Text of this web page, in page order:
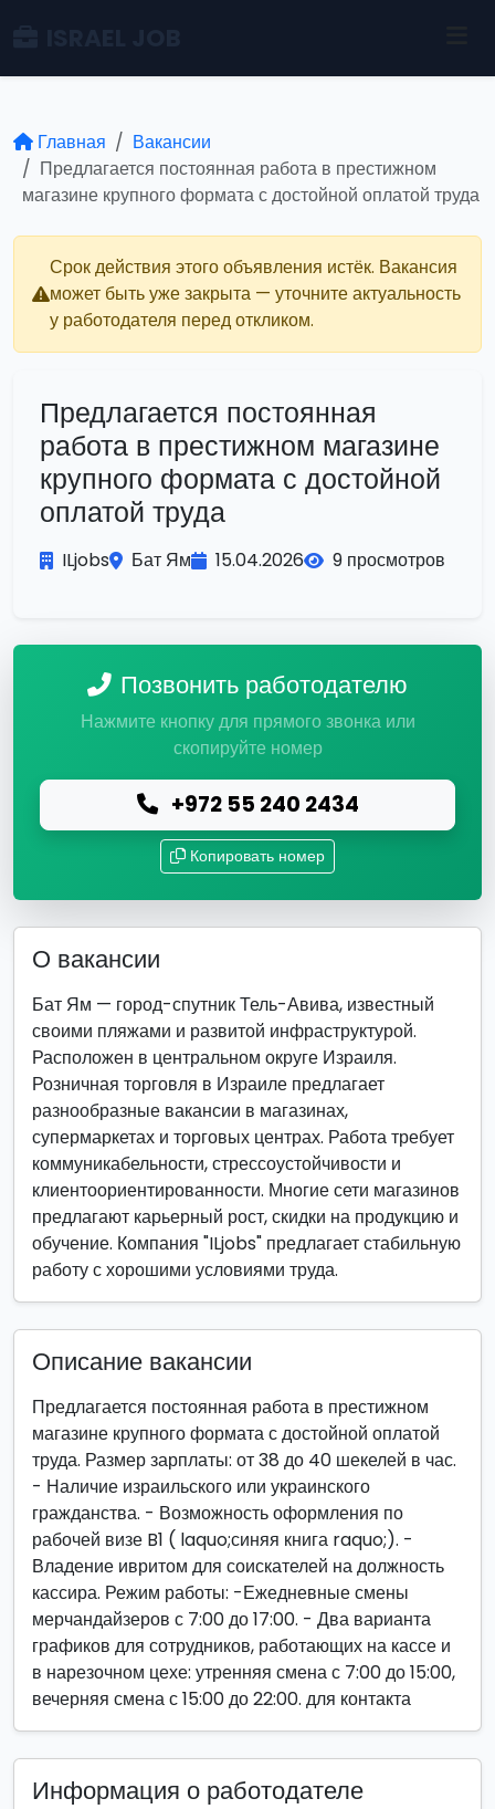
Главная
Вакансии
Предлагается постоянная работа в престижном
магазине крупного формата с достойной оплатой труда
Срок действия этого объявления истёк. Вакансия
может быть уже закрыта — уточните актуальность
у работодателя перед откликом.
Предлагается постоянная
работа в престижном магазине
крупного формата с достойной
оплатой труда
ILjobs Бат Ям 15.04.2026 9 просмотров
Позвонить работодателю
Нажмите кнопку для прямого звонка или
скопируйте номер
+972 55 240 2434
Копировать номер
О вакансии
Бат Ям — город-спутник Тель-Авива, известный
своими пляжами и развитой инфраструктурой.
Расположен в центральном округе Израиля.
Розничная торговля в Израиле предлагает
разнообразные вакансии в магазинах,
супермаркетах и торговых центрах. Работа требует
коммуникабельности, стрессоустойчивости и
клиентоориентированности. Многие сети магазинов
предлагают карьерный рост, скидки на продукцию и
обучение. Компания "ILjobs" предлагает стабильную
работу с хорошими условиями труда.
Описание вакансии
Предлагается постоянная работа в престижном
магазине крупного формата с достойной оплатой
труда. Размер зарплаты: от 38 до 40 шекелей в час.
- Наличие израильского или украинского
гражданства. - Возможность оформления по
рабочей визе B1 ( laquo;синяя книга raquo;). -
Владение ивритом для соискателей на должность
кассира. Режим работы: -Ежедневные смены
мерчандайзеров с 7:00 до 17:00. - Два варианта
графиков для сотрудников, работающих на кассе и
в нарезочном цехе: утренняя смена с 7:00 до 15:00,
вечерняя смена с 15:00 до 22:00. для контакта
Информация о работодателе